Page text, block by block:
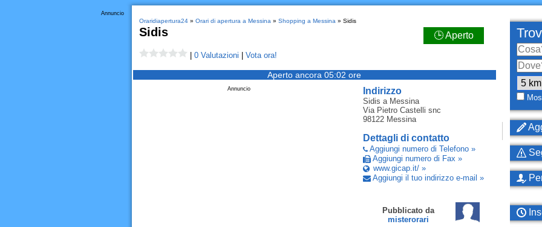
Annuncio
Oraridiapertura24» Orari di apertura a Messina » Shopping a Messina » Sidis
Sidis 🕒 Aperto
0 Valutazioni Vota ora!
Aperto ancora 05:02 ore
Indirizzo
Sidis a Messina
Via Pietro Castelli snc
98122 Messina
Dettagli di contatto
Aggiungi numero di Telefono »
Aggiungi numero di Fax »
www.gicap.it/ »
Aggiungi il tuo indirizzo e-mail »
Pubblicato da
misterorari
Annuncio